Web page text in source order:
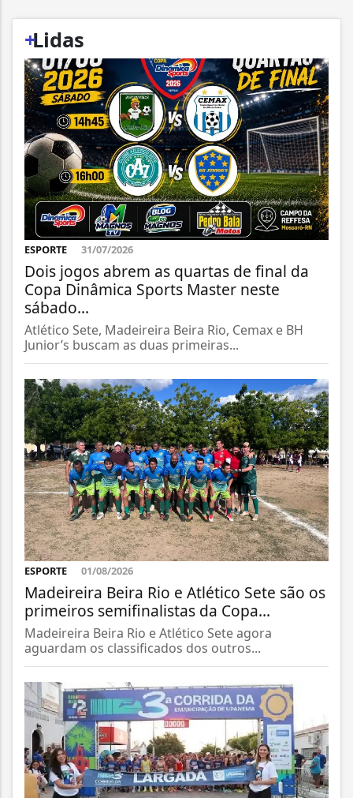
+
Lidas
ESPORTE 31/07/2026
Dois jogos abrem as quartas de final da
Copa Dinâmica Sports Master neste
sábado...
Atlético Sete, Madeireira Beira Rio, Cemax e BH
Junior’s buscam as duas primeiras...
ESPORTE 01/08/2026
Madeireira Beira Rio e Atlético Sete são os
primeiros semifinalistas da Copa...
Madeireira Beira Rio e Atlético Sete agora
aguardam os classificados dos outros...